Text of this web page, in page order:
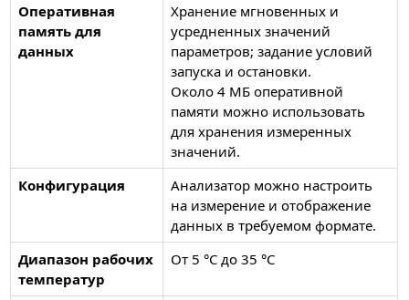
Оперативная
память для
данных
Хранение мгновенных и
усредненных значений
параметров; задание условий
запуска и остановки.
Около 4 МБ оперативной
памяти можно использовать
для хранения измеренных
значений.
Конфигурация
Анализатор можно настроить
на измерение и отображение
данных в требуемом формате.
Диапазон рабочих
температур
От 5 °C до 35 °C